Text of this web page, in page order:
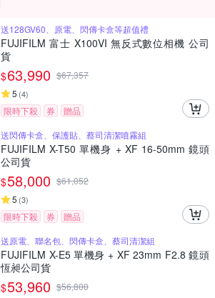
送128GV60、原電、閃傳卡盒等超值禮
FUJIFILM 富士 X100VI 無反式數位相機 公司
貨
$63,990 $67,357
5 (4)
限時下殺 券
贈品
送閃傳卡盒、保護貼、蔡司清潔噴霧組
FUJIFILM X-T50 單機身 + XF 16-50mm 鏡頭
公司貨
$58,000 $61,052
5 (3)
限時下殺 券
贈品
送原電、聯名包、閃傳卡盒、蔡司清潔組
FUJIFILM X-E5 單機身 + XF 23mm F2.8 鏡頭
恆昶公司貨
$53,960 $56,800